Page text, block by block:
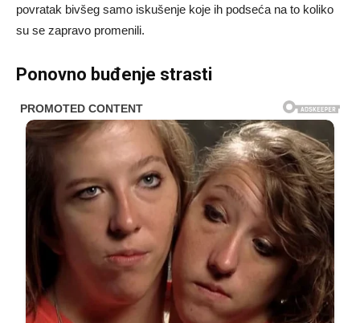
povratak bivšeg samo iskušenje koje ih podseća na to koliko
su se zapravo promenili.
Ponovno buđenje strasti